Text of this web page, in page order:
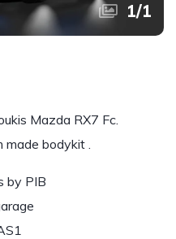
1/1
Mazda RX7 Fc.
made bodykit .
by PIB